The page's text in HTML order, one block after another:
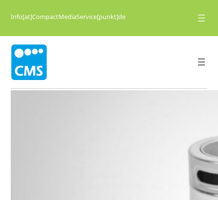
Info[at]CompactMediaService[punkt]de